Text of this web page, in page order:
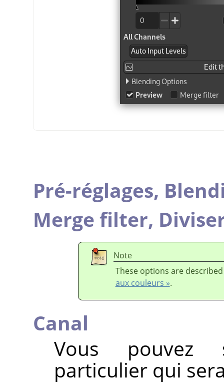
Pré-réglages,
Merge filter,
Note
These options are
aux couleurs ».
Canal
Vous pouvez
particulier qui